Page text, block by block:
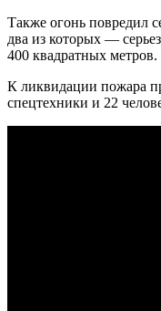
Также огонь повредил
два из которых —
400 квадратных метров.
К ликвидации пожара
спецтехники и 22